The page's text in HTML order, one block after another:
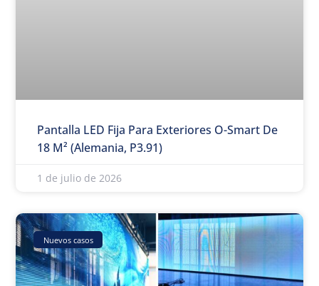
Pantalla LED Fija Para Exteriores O-Smart De
18 M² (Alemania, P3.91)
1 de julio de 2026
Nuevos casos